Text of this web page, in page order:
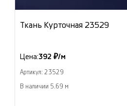
Ткань Курточная 23529
Цена:392 ₽/м
Артикул: 23529
В наличии 5.69 м